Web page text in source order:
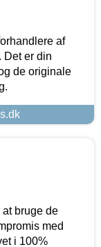
af
Det er din
de originale
bruge de
med
i 100%